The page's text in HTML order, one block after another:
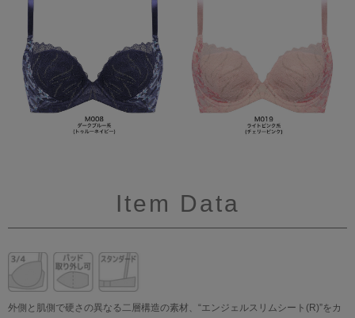
Item Data
外側と肌側で硬さの異なる二層構造の素材、“エンジェルスリムシート(R)”をカ